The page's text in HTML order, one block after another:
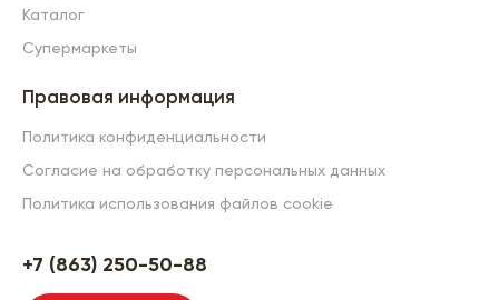
Каталог
Супермаркеты
Правовая информация
Политика конфиденциальности
Согласие на обработку персональных данных
Политика использования файлов cookie
+7 (863) 250-50-88